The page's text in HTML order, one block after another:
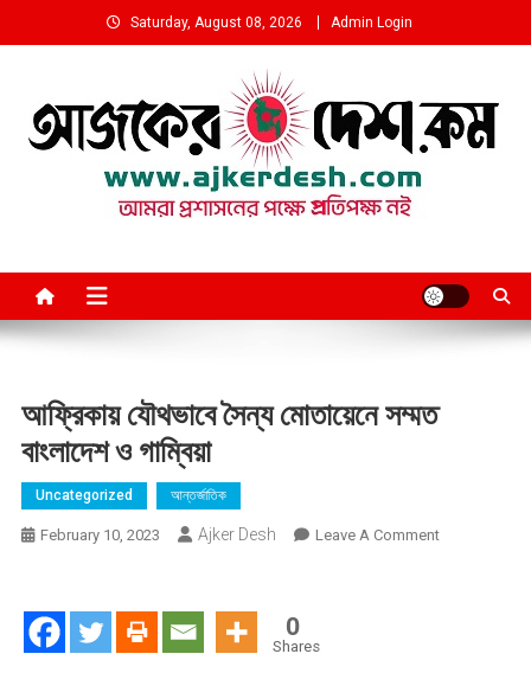
to
Saturday, August 08, 2026 Admin Login
আফ্রিকায় যৌথভাবে সৈন্য মোতায়েনে সম্মত
বাংলাদেশ ও গাম্বিয়া
Uncategorized আন্তর্জাতিক
February 10, 2023 Ajker Desh Leave A CommentOn
0
Shares